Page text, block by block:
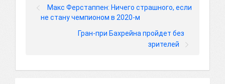
Макс Ферстаппен: Ничего страшного, если
не стану чемпионом в 2020-м
Гран-при Бахрейна пройдет без
зрителей